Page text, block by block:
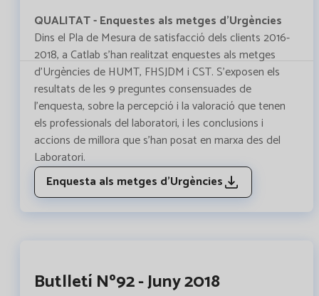
QUALITAT - Enquestes als metges d'Urgències
Dins el Pla de Mesura de satisfacció dels clients 2016-
2018, a Catlab s'han realitzat enquestes als metges
d'Urgències de HUMT, FHSJDM i CST. S'exposen els
resultats de les 9 preguntes consensuades de
l'enquesta, sobre la percepció i la valoració que tenen
els professionals del laboratori, i les conclusions i
accions de millora que s'han posat en marxa des del
Laboratori.
Enquesta als metges d'Urgències
Butlletí Nº92 - Juny 2018